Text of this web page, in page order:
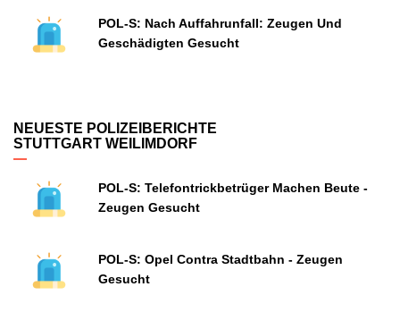
POL-S: Nach Auffahrunfall: Zeugen Und
Geschädigten Gesucht
NEUESTE POLIZEIBERICHTE
STUTTGART WEILIMDORF
POL-S: Telefontrickbetrüger Machen Beute -
Zeugen Gesucht
POL-S: Opel Contra Stadtbahn - Zeugen
Gesucht